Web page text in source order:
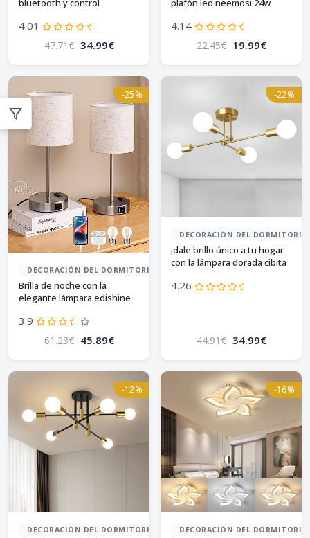
bluetooth y control
4.01
47.71€ 34.99€
plafón led neemosi 24w
4.14
22.45€ 19.99€
-25%
DECORACIÓN DEL DORMITORIO
Brilla de noche con la
elegante lámpara edishine
3.9
61.23€ 45.89€
-22%
DECORACIÓN DEL DORMITORIO
¡dale brillo único a tu hogar
con la lámpara dorada cibita
4.26
44.91€ 34.99€
-12%
DECORACIÓN DEL DORMITORIO
-16%
DECORACIÓN DEL DORMITORIO